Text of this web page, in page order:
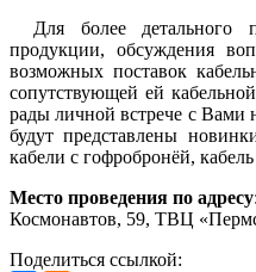
Для более детального
продукции, обсуждения
возможных поставок
сопутствующей ей
рады личной встрече с Вами
будут представлены
кабели с гофробронёй,
Место проведения по адресу
Космонавтов, 59, ТВЦ
Поделиться ссылкой: